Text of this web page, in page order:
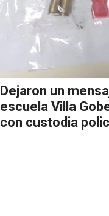
Dejaron un
escuela Villa
con custodia